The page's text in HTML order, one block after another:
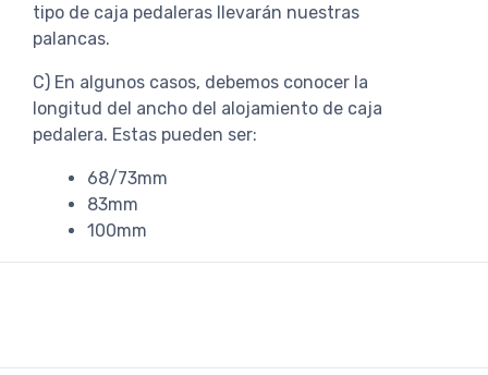
tipo de caja pedaleras llevarán nuestras
palancas.
C) En algunos casos, debemos conocer la
longitud del ancho del alojamiento de caja
pedalera. Estas pueden ser:
68/73mm
83mm
100mm